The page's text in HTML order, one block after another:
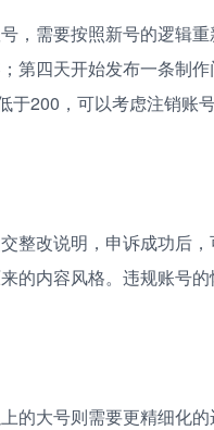
，需要按照新号的逻辑
第四天开始发布一条制
于200，可以考虑注销账
整改说明，申诉成功后
的内容风格。违规账号
的大号则需要更精细化